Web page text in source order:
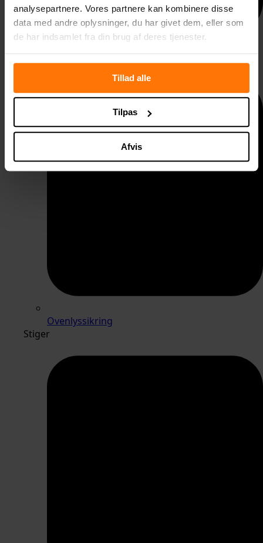
analysepartnere. Vores partnere kan kombinere disse
data med andre oplysninger, du har givet dem, eller som
de har indsamlet fra din brug af deres tjenester.
Tillad alle
Tilpas
Afvis
Taggelænder
Ovenlyssikring
Stiger